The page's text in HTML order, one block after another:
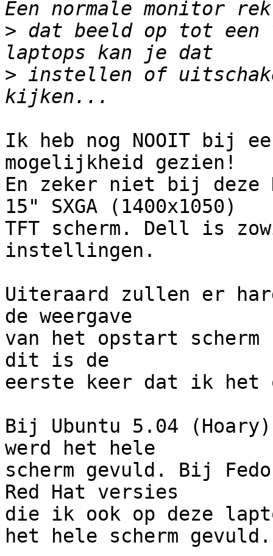
> dat beeld op tot een
> instellen of
Ik heb nog NOOIT bij
mogelijkheid gezien!
En zeker niet bij deze
15" SXGA (1400x1050)
TFT scherm. Dell is
instellingen.
Uiteraard zullen er
de weergave
van het opstart scherm
dit is de
eerste keer dat ik het
Bij Ubuntu 5.04
werd het hele
scherm gevuld. Bij
Red Hat versies
die ik ook op deze
het hele scherm gevuld.